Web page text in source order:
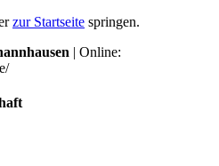
zur Startseite springen.
| Online: